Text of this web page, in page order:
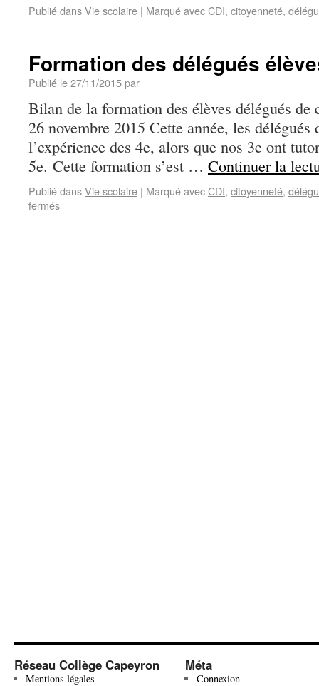
Publié dansVie scolaire | Marqué avecCDI, citoyenneté,
Formation des délégués
Publié le27/11/2015par
Bilan de la formation des élèves délégués
26 novembre 2015 Cette année, les délégués
l’expérience des 4e, alors que nos 3e ont
5e. Cette formation s’est … Continuer la
Publié dansVie scolaire | Marqué avecCDI, citoyenneté,
fermés
Réseau Collège Capeyron
Mentions légales
Méta
Connexion